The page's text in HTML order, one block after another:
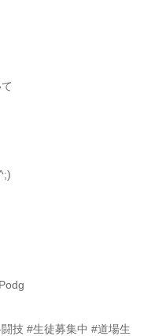
技 #生徒募集中 #道場生